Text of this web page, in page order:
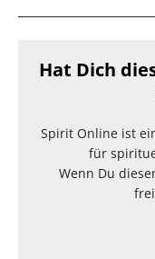
Hat Dich
Spirit Online ist
für
Wenn Du